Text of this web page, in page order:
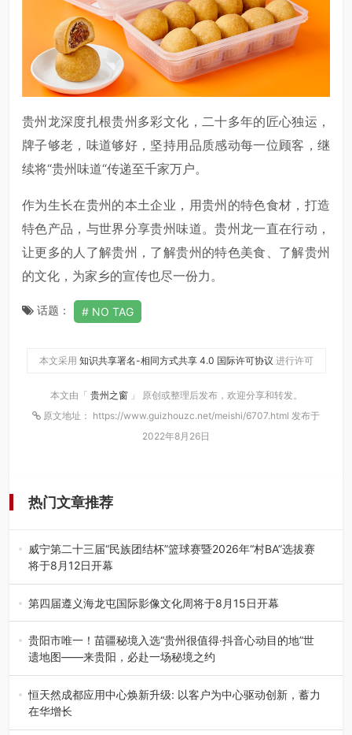
贵州龙深度扎根贵州多彩文化，二十多年的匠心独运，
牌子够老，味道够好，坚持用品质感动每一位顾客，继
续将“贵州味道“传递至千家万户。
作为生长在贵州的本土企业，用贵州的特色食材，打造
特色产品，与世界分享贵州味道。贵州龙一直在行动，
让更多的人了解贵州，了解贵州的特色美食、了解贵州
的文化，为家乡的宣传也尽一份力。
话题： NO TAG
本文采用 知识共享署名-相同方式共享 4.0 国际许可协议 进行许可
本文由「 贵州之窗 」 原创或整理后发布，欢迎分享和转发。
原文地址： https://www.guizhouzc.net/meishi/6707.html 发布于
2022年8月26日
热门文章推荐
威宁第二十三届“民族团结杯”篮球赛暨2026年“村BA”选拔赛
将于8月12日开幕
8月7日，威宁彝族回族苗族自治县第二十三届“民族团结
杯”篮球赛暨2026年“村B…
第四届遵义海龙屯国际影像文化周将于8月15日开幕
8月7日，第四届遵义海龙屯国际影像文化周媒体通气会在世
界文化遗产地海龙屯核心景区…
贵阳市唯一！苗疆秘境入选“贵州很值得·抖音心动目的地”世
遗地图——来贵阳，必赴一场秘境之约
2026年7月21日，2026年“贵州很值得”暨抖音“心动目的
地”（贵州站）主题…
恒天然成都应用中心焕新升级: 以客户为中心驱动创新，蓄力
在华增长
融合全球研发实力与本土洞察，深化客户共创，赋能西南市